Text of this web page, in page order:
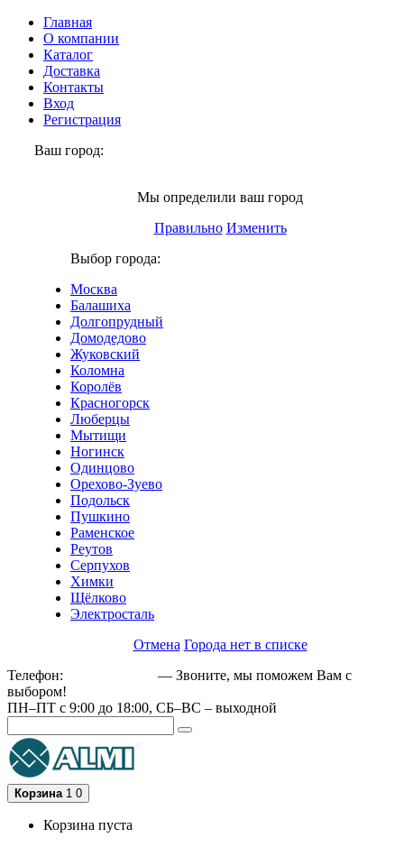
Главная
О компании
Каталог
Доставка
Контакты
Вход
Регистрация
Ваш город:
Мы определили ваш город
Правильно Изменить
Выбор города:
Москва
Балашиха
Долгопрудный
Домодедово
Жуковский
Коломна
Королёв
Красногорск
Люберцы
Мытищи
Ногинск
Одинцово
Орехово-Зуево
Подольск
Пушкино
Раменское
Реутов
Серпухов
Химки
Щёлково
Электросталь
Отмена Города нет в списке
Телефон:
— Звоните, мы поможем Вам с
выбором!
ПН–ПТ с 9:00 до 18:00, СБ–ВС – выходной
Корзина 1 0
Корзина пуста